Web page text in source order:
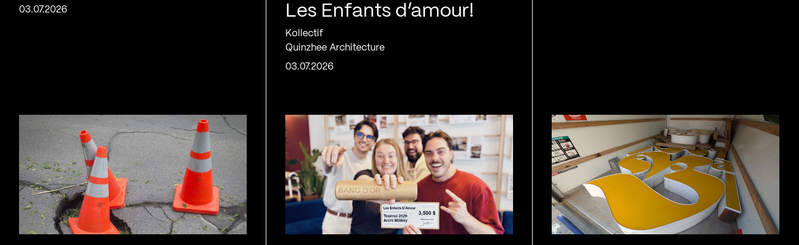
03.07.2026
Les Enfants d’amour!
Kollectif
Quinzhee Architecture
03.07.2026